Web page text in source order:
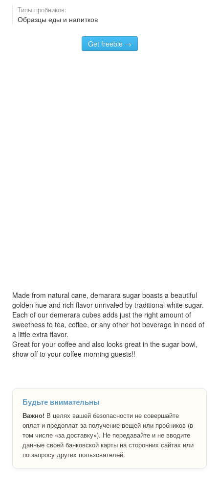
Типы пробников:
Образцы еды и напитков
Get freebie →
Made from natural cane, demarara sugar boasts a beautiful
golden hue and rich flavor unrivaled by traditional white sugar.
Each of our demerara cubes adds just the right amount of
sweetness to tea, coffee, or any other hot beverage in need of
a little extra flavor.
Great for your coffee and also looks great in the sugar bowl,
show off to your coffee morning guests!!
Будьте внимательны
Важно! В целях вашей безопасности не совершайте
оплат и предоплат за получение вещей или пробников (в
том числе «за доставку»). Не передавайте и не вводите
данные своей банковской карты на сторонних сайтах или
по запросу других пользователей.